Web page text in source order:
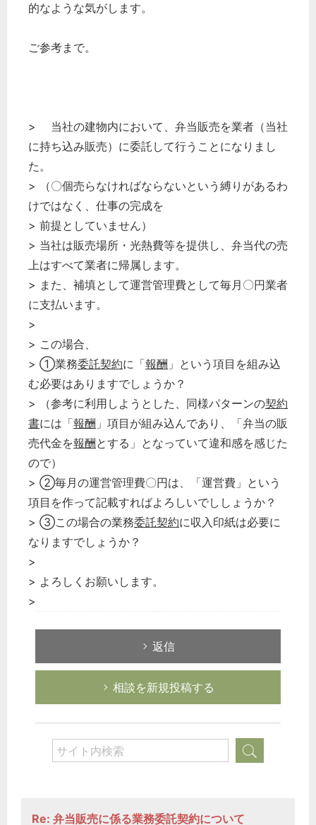
的なような気がします。
ご参考まで。
> 当社の建物内において、弁当販売を業者（当社
に持ち込み販売）に委託して行うことになりまし
た。
> （〇個売らなければならないという縛りがあるわ
けではなく、仕事の完成を
> 前提としていません）
> 当社は販売場所・光熱費等を提供し、弁当代の売
上はすべて業者に帰属します。
> また、補填として運営管理費として毎月〇円業者
に支払います。
>
> この場合、
> ①業務委託契約に「報酬 」という項目を組み込
む必要はありますでしょうか？
> （参考に利用しようとした、同様パターンの契約
書には「報酬 」項目が組み込んであり、「弁当の販
売代金を報酬とする」となっていて違和感を感じた
ので）
> ②毎月の運営管理費〇円は、「運営費」という
項目を作って記載すればよろしいでししょうか？
> ③この場合の業務委託契約に収入印紙は必要に
なりますでしょうか？
>
> よろしくお願いします。
>
返信
相談を新規投稿する
Re: 弁当販売に係る業務委託契約について